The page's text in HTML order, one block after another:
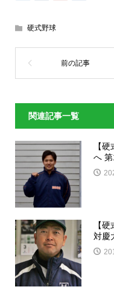
硬式野球
関連記事一覧
【
へ 第
【
対慶